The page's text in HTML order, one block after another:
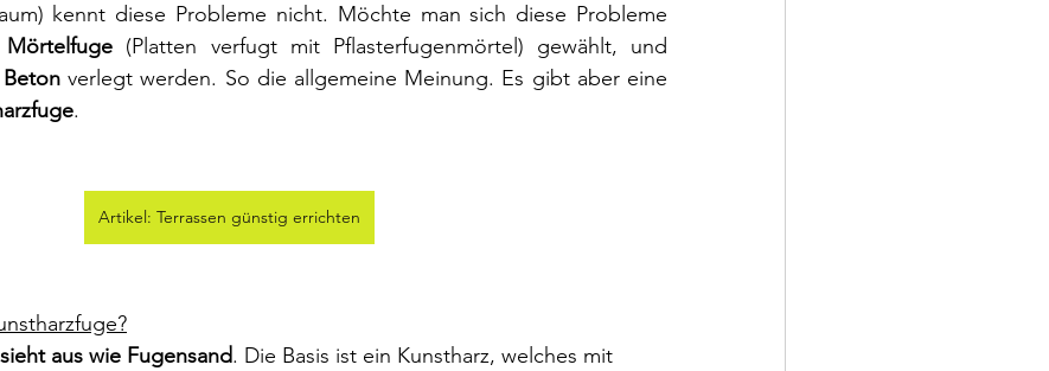
kennt diese Probleme nicht. Möchte man sich diese Probleme
Mörtelfuge (Platten verfugt mit Pflasterfugenmörtel) gewählt, und
.
Artikel: Terrassen günstig errichten
sieht aus wie Fugensand. Die Basis ist ein Kunstharz, welches mit